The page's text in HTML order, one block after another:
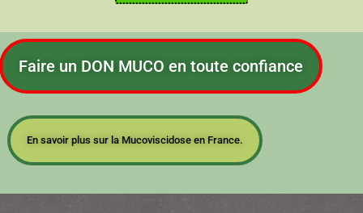
Faire un DON MUCO en toute confiance
En savoir plus sur la Mucoviscidose en France.